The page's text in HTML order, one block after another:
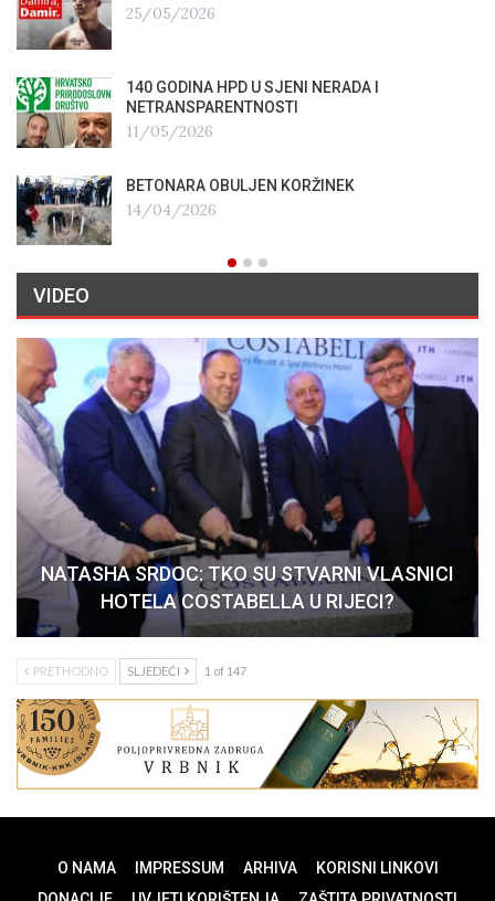
25/05/2026
140 GODINA HPD U SJENI NERADA I
NETRANSPARENTNOSTI
11/05/2026
BETONARA OBULJEN KORŽINEK
14/04/2026
VIDEO
NATASHA SRDOC: TKO SU STVARNI VLASNICI
HOTELA COSTABELLA U RIJECI?
PRETHODNO SLJEDEĆI 1 of 147
O NAMA IMPRESSUM ARHIVA
KORISNI LINKOVI